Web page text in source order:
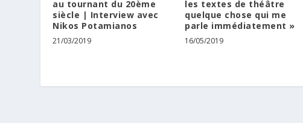
au tournant du 20ème
siècle | Interview avec
Nikos Potamianos
21/03/2019
les textes de théâtre
quelque chose qui me
parle immédiatement »
16/05/2019